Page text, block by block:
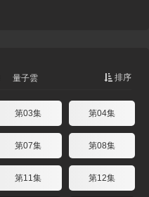
排序
量子雲
第03集 第04集
第07集 第08集
第11集 第12集